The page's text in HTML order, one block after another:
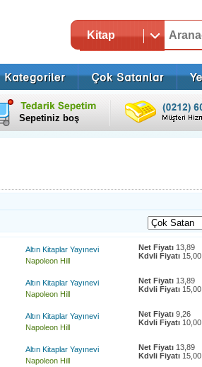
Kitap
Sepetiniz boş
Altın Kitaplar Yayınevi
Napoleon Hill
Net Fiyatı 13,89
Kdvli Fiyatı 15,00
Altın Kitaplar Yayınevi
Napoleon Hill
Net Fiyatı 13,89
Kdvli Fiyatı 15,00
Altın Kitaplar Yayınevi
Napoleon Hill
Net Fiyatı 9,26
Kdvli Fiyatı 10,00
Altın Kitaplar Yayınevi
Napoleon Hill
Net Fiyatı 13,89
Kdvli Fiyatı 15,00